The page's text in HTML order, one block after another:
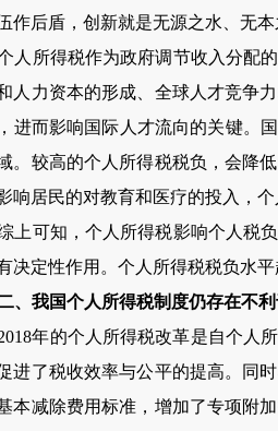
作后盾，创新就是无源之水、 无本
人所得税作为政府调节收入分配
人力资本的形成、全球人才竞争
进而影响国际人才流向的关键。
。较高的个人所得税税负，会降
响居民的对教育和医疗的投入，
上可知，个人所得税影响个人税
决定性作用。个人所得税税负水
、我国个人所得税制度仍存在不
年的个人所得税改革是自个人
进了税收效率与公平的提高。同
本减除费用标准，增加了专项附